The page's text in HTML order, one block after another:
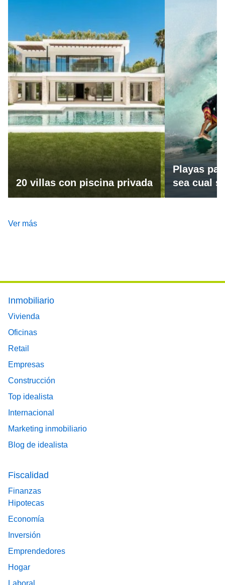
20 villas con piscina privada
Playas
sea cual
Ver más
Footer main menu
Inmobiliario
Vivienda
Oficinas
Retail
Empresas
Construcción
Top idealista
Internacional
Marketing inmobiliario
Blog de idealista
Fiscalidad
Finanzas
Hipotecas
Economía
Inversión
Emprendedores
Hogar